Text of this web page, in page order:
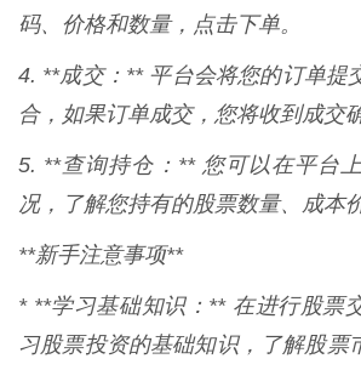
码、价格和数量，点击下单。
4. **成交：** 平台会将您的订单提
合，如果订单成交，您将收到成交
5. **查询持仓：** 您可以在平台
况，了解您持有的股票数量、成本
**新手注意事项**
* **学习基础知识：** 在进行股票
习股票投资的基础知识，了解股票